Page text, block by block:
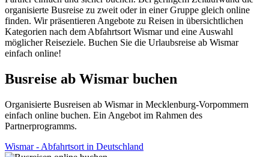
organisierte Busreise zu zweit oder in einer Gruppe gleich online
finden. Wir präsentieren Angebote zu Reisen in übersichtlichen
Kategorien nach dem Abfahrtsort Wismar und eine Auswahl
möglicher Reiseziele. Buchen Sie die Urlaubsreise ab Wismar
einfach online!
Busreise ab Wismar buchen
Organisierte Busreisen ab Wismar in Mecklenburg-Vorpommern
einfach online buchen. Ein Angebot im Rahmen des
Partnerprogramms.
Wismar - Abfahrtsort in Deutschland